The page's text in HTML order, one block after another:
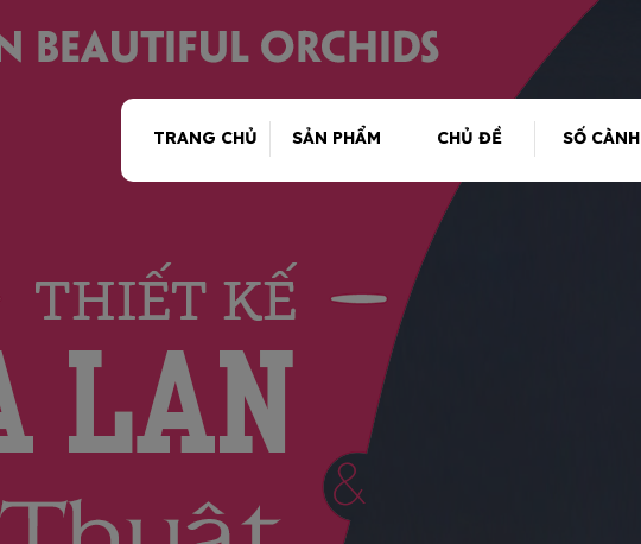
TRANG CHỦ SẢN PHẨM CHỦ ĐỀ SỐ CÀNH